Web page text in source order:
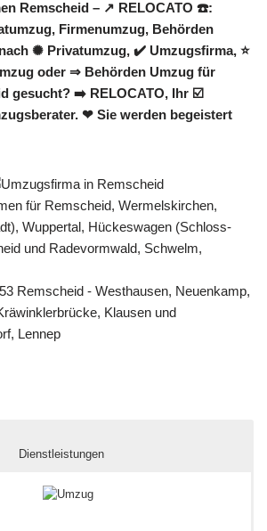
Remscheid – ↗️ RELOCATO ☎️:
Firmenumzug, Behörden
✺ Privatumzug, ✔️ Umzugsfirma, ⭐
oder ⇒ Behörden Umzug für
gesucht? ➡️ RELOCATO, Ihr ☑️
❤ Sie werden begeistert
Dienstleistungen